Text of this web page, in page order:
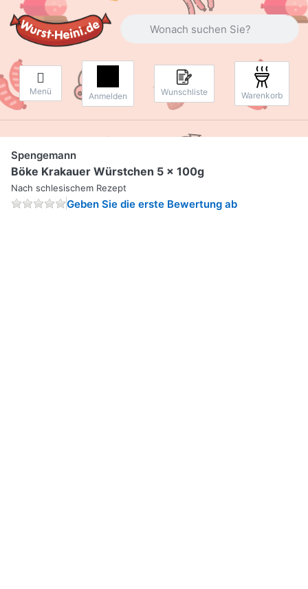
Geben Sie einen Suchbegriff ein.
Menü Anmelden Wunschliste Warenkorb
Spengemann
Böke Krakauer Würstchen 5 x 100g
Nach schlesischem Rezept
Geben Sie die erste Bewertung ab